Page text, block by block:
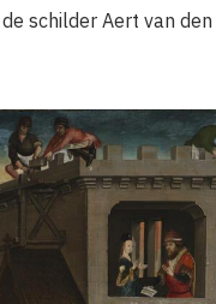
schilder Aert van den